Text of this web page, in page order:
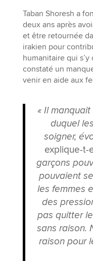
Taban Shoresh a
deux ans après
et être retournée
irakien pour
humanitaire qui
constaté un
venir en aide aux
« Il
duquel
soigner,
explique-t-
garçons
pouvaient
les femmes
des
pas quitter
sans raison.
raison pour